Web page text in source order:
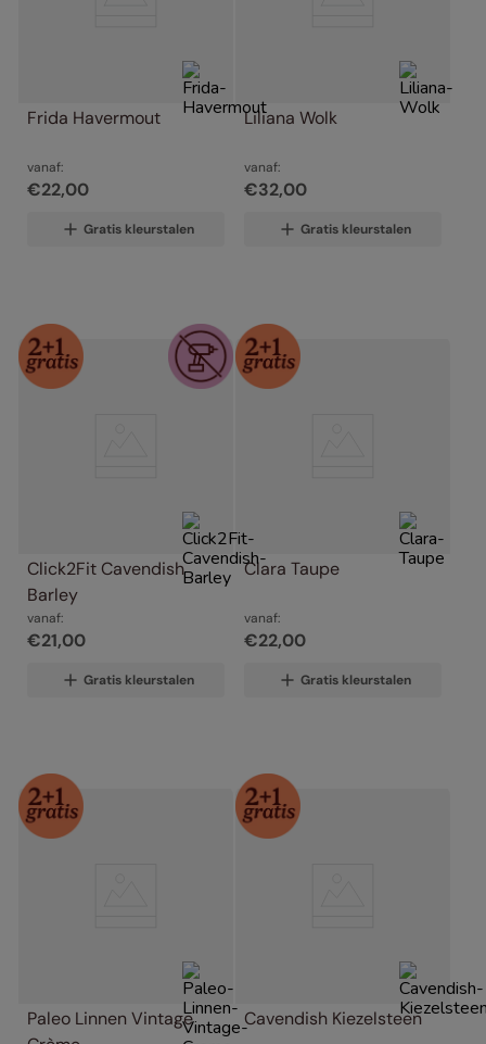
Frida Havermout
vanaf:
€22,00
Gratis kleurstalen
Liliana Wolk
vanaf:
€32,00
Gratis kleurstalen
Click2Fit Cavendish
Barley
vanaf:
€21,00
Gratis kleurstalen
Clara Taupe
vanaf:
€22,00
Gratis kleurstalen
Paleo Linnen Vintage
Cavendish Kiezelsteen